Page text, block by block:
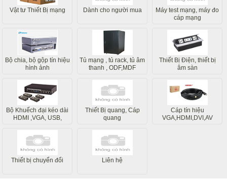
Vật tư Thiết Bị mạng Dành cho người mua
Máy test mạng, máy đo
cáp mạng
Bộ chia, bộ gộp tín hiệu
hình ảnh
Tủ mạng , tủ rack, tủ âm
thanh , ODF,MDF
Thiết Bị Điện, thiết bị
âm sàn
Bộ Khuếch đại kéo dài
HDMI ,VGA, USB,
Thiết Bị quang, Cáp
quang
Cáp tín hiệu
VGA,HDMI,DVI,AV
Thiết bị chuyển đổi Liên hệ